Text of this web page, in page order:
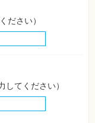
ださい）
てください）